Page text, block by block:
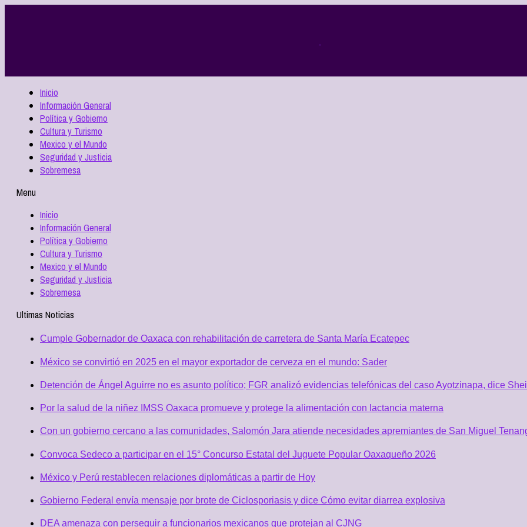
Inicio
Información General
Política y Gobierno
Cultura y Turismo
Mexico y el Mundo
Seguridad y Justicia
Sobremesa
Menu
Inicio
Información General
Política y Gobierno
Cultura y Turismo
Mexico y el Mundo
Seguridad y Justicia
Sobremesa
Ultimas Noticias
Cumple Gobernador de Oaxaca con rehabilitación de carretera de Santa María Ecatepec
México se convirtió en 2025 en el mayor exportador de cerveza en el mundo: Sader
Detención de Ángel Aguirre no es asunto político; FGR analizó evidencias telefónicas del caso Ayotzinapa, dice
Por la salud de la niñez IMSS Oaxaca promueve y protege la alimentación con lactancia materna
Con un gobierno cercano a las comunidades, Salomón Jara atiende necesidades apremiantes de San Miguel
Convoca Sedeco a participar en el 15° Concurso Estatal del Juguete Popular Oaxaqueño 2026
México y Perú restablecen relaciones diplomáticas a partir de Hoy
Gobierno Federal envía mensaje por brote de Ciclosporiasis y dice Cómo evitar diarrea explosiva
DEA amenaza con perseguir a funcionarios mexicanos que protejan al CJNG